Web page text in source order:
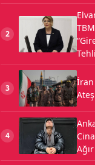
2
3
İran
4